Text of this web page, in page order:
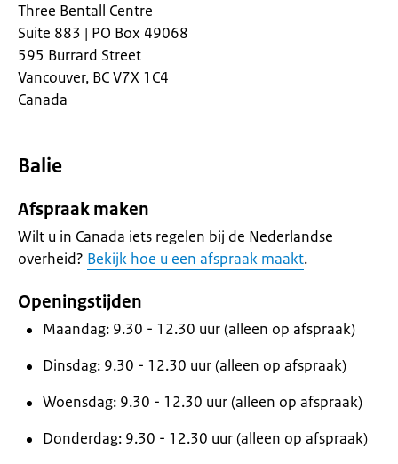
Three Bentall Centre
Suite 883 | PO Box 49068
595 Burrard Street
Vancouver, BC V7X 1C4
Canada
Balie
Afspraak maken
Wilt u in Canada iets regelen bij de Nederlandse
overheid? Bekijk hoe u een afspraak maakt.
Openingstijden
Maandag: 9.30 - 12.30 uur (alleen op afspraak)
Dinsdag: 9.30 - 12.30 uur (alleen op afspraak)
Woensdag: 9.30 - 12.30 uur (alleen op afspraak)
Donderdag: 9.30 - 12.30 uur (alleen op afspraak)